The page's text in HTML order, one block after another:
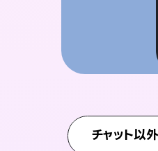
チャット以